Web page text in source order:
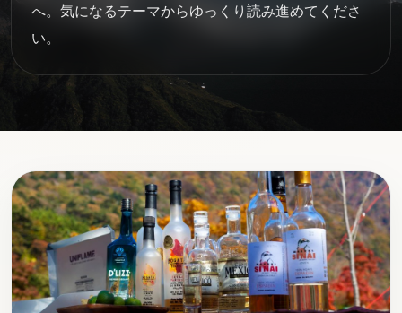
サ
ソトル
オンラインストアへ
読み物を見る
へ。気になるテーマからゆっくり読み進めてくださ
い。